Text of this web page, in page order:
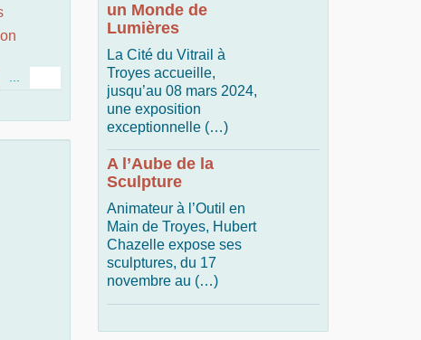
...
un Monde de
Lumières
La Cité du Vitrail à
Troyes accueille,
jusqu’au 08 mars 2024,
une exposition
exceptionnelle (…)
A l’Aube de la
Sculpture
Animateur à l’Outil en
Main de Troyes, Hubert
Chazelle expose ses
sculptures, du 17
novembre au (…)